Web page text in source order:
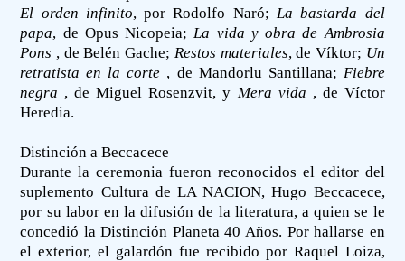
El orden infinito, por Rodolfo Naró; La bastarda del
papa, de Opus Nicopeia; La vida y obra de Ambrosia
Pons , de Belén Gache; Restos materiales, de Víktor; Un
retratista en la corte , de Mandorlu Santillana; Fiebre
negra , de Miguel Rosenzvit, y Mera vida , de Víctor
Heredia.
Distinción a Beccacece
Durante la ceremonia fueron reconocidos el editor del
suplemento Cultura de LA NACION, Hugo Beccacece,
por su labor en la difusión de la literatura, a quien se le
concedió la Distinción Planeta 40 Años. Por hallarse en
el exterior, el galardón fue recibido por Raquel Loiza,